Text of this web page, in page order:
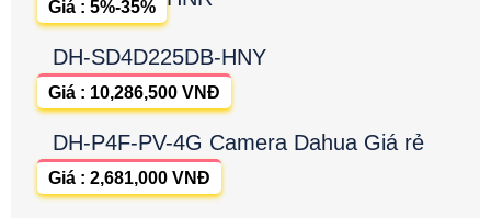
Giá : 5%-35%
DH-SD4D225DB-HNY
Giá : 10,286,500 VNĐ
DH-P4F-PV-4G Camera Dahua Giá rẻ
Giá : 2,681,000 VNĐ